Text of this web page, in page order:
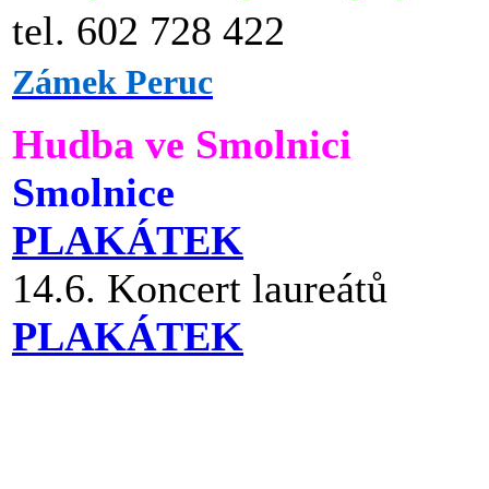
tel. 602 728 422
Zámek Peruc
Hudba ve Smolnici
Smolnice
PLAKÁTEK
14.6. Koncert laureátů
PLAKÁTEK